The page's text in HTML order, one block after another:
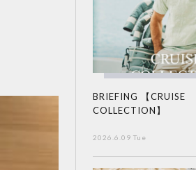
BRIEFING 【CRUISE
COLLECTION】
2026.6.09 Tue